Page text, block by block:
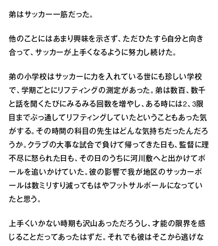
弟はサッカー一筋だった。
他のことにはあまり興味を示さず、ただひたすら自分と向き
合って、サッカーが上手くなるように努力し続けた。
弟の小学校はサッカーに力を入れている世にも珍しい学校
で、学期ごとにリフティングの測定があった。弟は数百、数千
と話を聞くたびにみるみる回数を増やし、ある時には2、3限
目までぶっ通してリフティングしていたということもあった気
がする。その時間の科目の先生はどんな気持ちだったんだろ
うか。クラブの大事な試合で負けて帰ってきた日も、監督に理
不尽に怒られた日も、その日のうちに河川敷へと出かけてボ
ールを追いかけていた。彼の影響で我が地区のサッカーボ
ールは数ミリすり減ってもはやフットサルボールになってい
たと思う。
上手くいかない時期も沢山あっただろうし、才能の限界を感
じることだってあったはずだ。それでも彼はそこから逃げな